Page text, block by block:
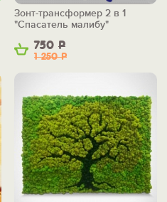
750 Р
1 250Р
Зонт-трансформер 2 в 1
"Спасатель малибу"